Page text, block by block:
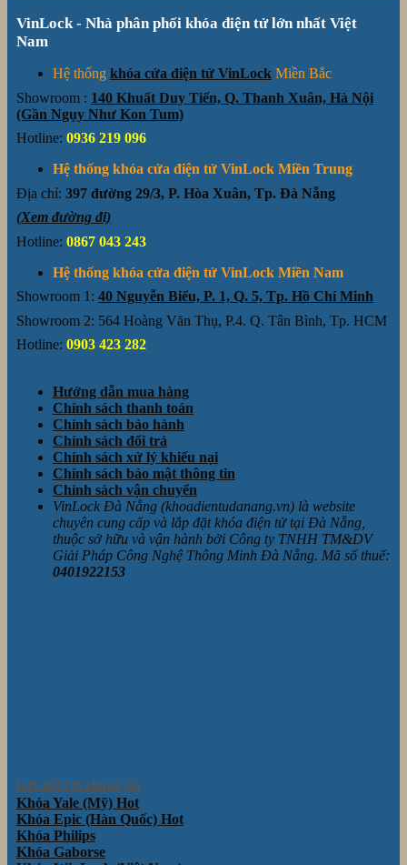
VinLock - Nhà phân phối khóa điện tử lớn nhất Việt
Nam
Hệ thống khóa cửa điện tử VinLock Miền Bắc
Showroom : 140 Khuất Duy Tiến, Q. Thanh Xuân, Hà Nội
(Gần Ngụy Như Kon Tum)
Hotline: 0936 219 096
Hệ thống khóa cửa điện tử VinLock Miền Trung
Địa chỉ: 397 đường 29/3, P. Hòa Xuân, Tp. Đà Nẵng
(Xem đường đi)
Hotline: 0867 043 243
Hệ thống khóa cửa điện tử VinLock Miền Nam
Showroom 1: 40 Nguyễn Biểu, P. 1, Q. 5, Tp. Hồ Chí Minh
Showroom 2: 564 Hoàng Văn Thụ, P.4. Q. Tân Bình, Tp. HCM
Hotline: 0903 423 282
Hướng dẫn mua hàng
Chính sách thanh toán
Chính sách bảo hành
Chính sách đổi trả
Chính sách xử lý khiếu nại
Chính sách bảo mật thông tin
Chính sách vận chuyển
VinLock Đà Nẵng (khoadientudanang.vn) là website
chuyên cung cấp và lắp đặt khóa điện tử tại Đà Nẵng,
thuộc sở hữu và vận hành bởi Công ty TNHH TM&DV
Giải Pháp Công Nghệ Thông Minh Đà Nẵng. Mã số thuế:
0401922153
Kết nối với chúng tôi
Khóa Yale (Mỹ)
Khóa Epic (Hàn Quốc)
Khóa Philips
Khóa Gaborse